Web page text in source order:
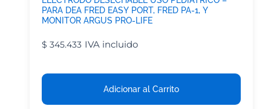
PARA DEA FRED EASY PORT, FRED PA-1, Y
MONITOR ARGUS PRO-LIFE
$ 345.433 IVA incluido
Adicionar al Carrito